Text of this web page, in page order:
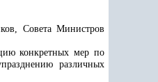
Совета Министров
конкретных мер по
различных